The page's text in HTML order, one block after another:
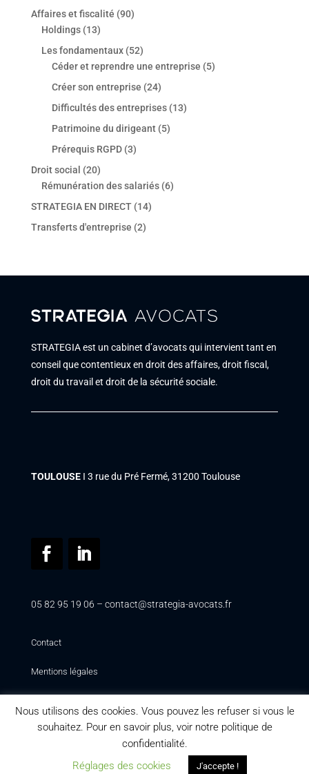
Affaires et fiscalité (90)
Holdings(13)
Les fondamentaux(52)
Céder et reprendre une entreprise (5)
Créer son entreprise (24)
Difficultés des entreprises(13)
Patrimoine du dirigeant(5)
Prérequis RGPD(3)
Droit social (20)
Rémunération des salariés(6)
STRATEGIA EN DIRECT(14)
Transferts d'entreprise (2)
STRATEGIA est un cabinet d’avocats qui intervient tant en
conseil que contentieux en droit des affaires, droit fiscal,
droit du travail et droit de la sécurité sociale.
TOULOUSEΙ 3 rue du Pré Fermé, 31200 Toulouse
05 82 95 19 06 – contact@strategia-avocats.fr
Contact
Mentions légales
Conditions générales de services (professionnels)
Conditions générales de services (particuliers)
Nous utilisons des cookies. Vous pouvez les refuser si vous le
souhaitez. Pour en savoir plus, voir notre politique de
confidentialité.
Réglages des cookies
J'accepte !